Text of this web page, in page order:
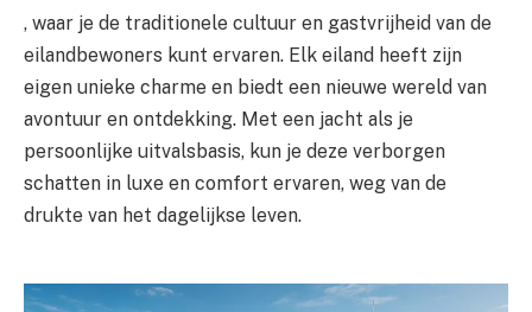
, waar je de traditionele cultuur en gastvrijheid van de
eilandbewoners kunt ervaren. Elk eiland heeft zijn
eigen unieke charme en biedt een nieuwe wereld van
avontuur en ontdekking. Met een jacht als je
persoonlijke uitvalsbasis, kun je deze verborgen
schatten in luxe en comfort ervaren, weg van de
drukte van het dagelijkse leven.